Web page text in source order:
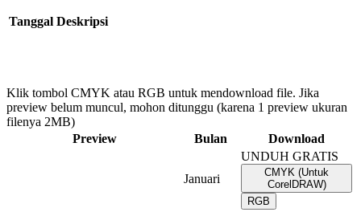
Tanggal Deskripsi
Klik tombol CMYK atau RGB untuk mendownload file. Jika
preview belum muncul, mohon ditunggu (karena 1 preview ukuran
filenya 2MB)
Preview
Bulan Download
Januari
UNDUH GRATIS
CMYK (Untuk
CorelDRAW)
RGB